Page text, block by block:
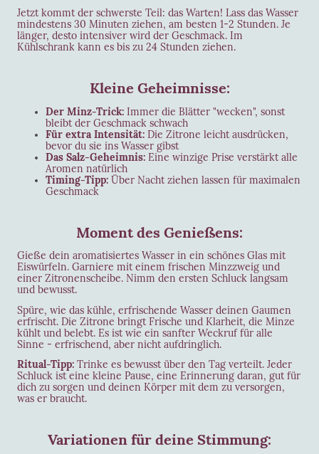
Jetzt kommt der schwerste Teil: das Warten! Lass das Wasser
mindestens 30 Minuten ziehen, am besten 1-2 Stunden. Je
länger, desto intensiver wird der Geschmack. Im
Kühlschrank kann es bis zu 24 Stunden ziehen.
Kleine Geheimnisse:
Der Minz-Trick: Immer die Blätter "wecken", sonst
bleibt der Geschmack schwach
Für extra Intensität: Die Zitrone leicht ausdrücken,
bevor du sie ins Wasser gibst
Das Salz-Geheimnis: Eine winzige Prise verstärkt alle
Aromen natürlich
Timing-Tipp: Über Nacht ziehen lassen für maximalen
Geschmack
Moment des Genießens:
Gieße dein aromatisiertes Wasser in ein schönes Glas mit
Eiswürfeln. Garniere mit einem frischen Minzzweig und
einer Zitronenscheibe. Nimm den ersten Schluck langsam
und bewusst.
Spüre, wie das kühle, erfrischende Wasser deinen Gaumen
erfrischt. Die Zitrone bringt Frische und Klarheit, die Minze
kühlt und belebt. Es ist wie ein sanfter Weckruf für alle
Sinne - erfrischend, aber nicht aufdringlich.
Ritual-Tipp: Trinke es bewusst über den Tag verteilt. Jeder
Schluck ist eine kleine Pause, eine Erinnerung daran, gut für
dich zu sorgen und deinen Körper mit dem zu versorgen,
was er braucht.
Variationen für deine Stimmung: